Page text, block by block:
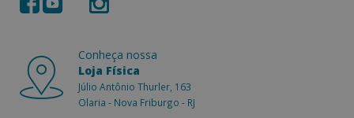
Conheça nossa
Loja Física
Júlio Antônio Thurler, 163
Olaria - Nova Friburgo - RJ